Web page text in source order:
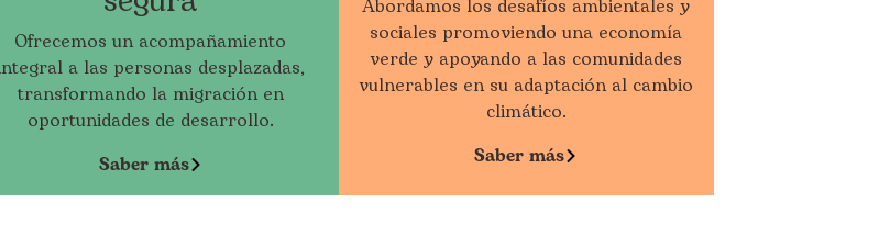
Ofrecemos un acompañamiento
a las personas desplazadas,
transformando la migración en
oportunidades de desarrollo.
Saber más
Abordamos los desafíos ambientales y
sociales promoviendo una economía
verde y apoyando a las comunidades
vulnerables en su adaptación al cambio
climático.
Saber más